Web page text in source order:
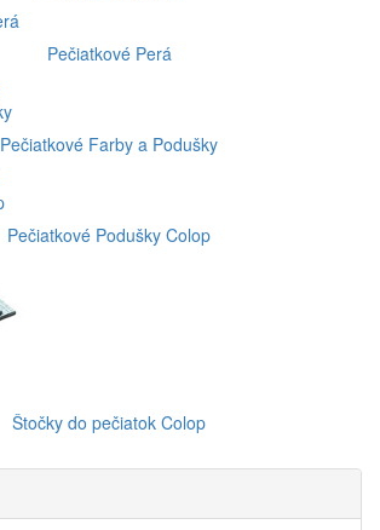
Pečiatkové Perá
Pečiatkové Farby a Podušky
Pečiatkové Podušky Colop
Štočky do pečiatok Colop